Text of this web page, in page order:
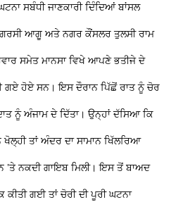
ਸਬੰਧੀ ਜਾਣਕਾਰੀ ਦਿੰਦਿਆਂ ਬਾਂਸਲ
ਆਗੂ ਅਤੇ ਨਗਰ ਕੌਂਸਲਰ ਤੁਲਸੀ ਰਾਮ
ਸਮੇਤ ਮਾਨਸਾ ਵਿਖੇ ਆਪਣੇ ਭਤੀਜੇ ਦੇ
ਹੋਏ ਸਨ। ਇਸ ਦੌਰਾਨ ਪਿੱਛੋਂ ਰਾਤ ਨੂੰ ਚੋਰ
ਨੂੰ ਅੰਜਾਮ ਦੇ ਦਿੱਤਾ। ਉਨ੍ਹਾਂ ਦੱਸਿਆ ਕਿ
ਤਾਂ ਅੰਦਰ ਦਾ ਸਾਮਾਨ ਖਿੱਲਰਿਆ
ਨਕਦੀ ਗਾਇਬ ਮਿਲੀ। ਇਸ ਤੋਂ ਬਾਅਦ
ਗਈ ਤਾਂ ਚੋਰੀ ਦੀ ਪੂਰੀ ਘਟਨਾ